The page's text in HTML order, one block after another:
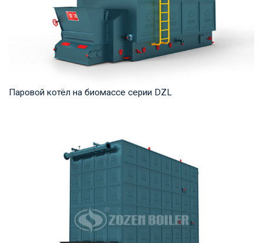
Паровой котёл на биомассе серии DZL
продукта: 2 – 20 т/ч Температура на выходе...